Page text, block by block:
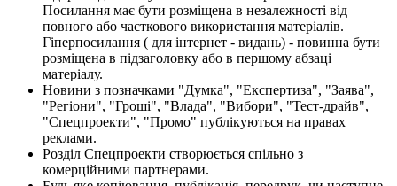
Посилання має бути розміщена в незалежності від
повного або часткового використання матеріалів.
Гіперпосилання ( для інтернет - видань) - повинна бути
розміщена в підзаголовку або в першому абзаці
матеріалу.
Новини з позначками "Думка", "Експертиза", "Заява",
"Регіони", "Гроші", "Влада", "Вибори", "Тест-драйв",
"Спецпроекти", "Промо" публікуються на правах
реклами.
Розділ Спецпроекти створюється спільно з
комерційними партнерами.